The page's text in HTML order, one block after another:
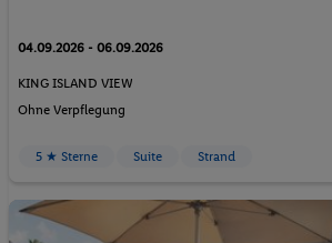
04.09.2026 - 06.09.2026
KING ISLAND VIEW
Ohne Verpflegung
5 ★ Sterne Suite Strand